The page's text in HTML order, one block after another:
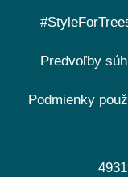
Predvoľby
Podmienky